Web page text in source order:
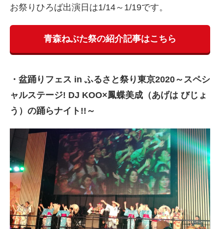
お祭りひろば出演日は1/14～1/19です。
青森ねぶた祭の紹介記事はこちら
・盆踊りフェス in ふるさと祭り東京2020～スペシ
ャルステージ! DJ KOO×鳳蝶美成（あげは びじょ
う）の踊らナイト!!～